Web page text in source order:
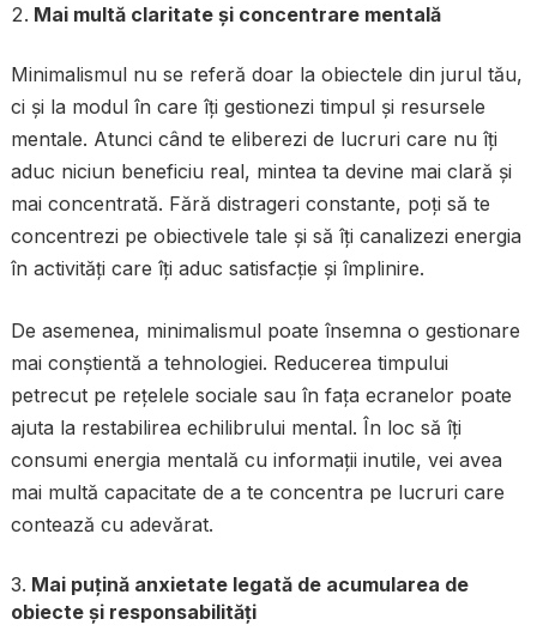
Mai multă claritate și concentrare mentală
Minimalismul nu se referă doar la obiectele din jurul tău,
ci și la modul în care îți gestionezi timpul și resursele
mentale. Atunci când te eliberezi de lucruri care nu îți
aduc niciun beneficiu real, mintea ta devine mai clară și
mai concentrată. Fără distrageri constante, poți să te
concentrezi pe obiectivele tale și să îți canalizezi energia
în activități care îți aduc satisfacție și împlinire.
De asemenea, minimalismul poate însemna o gestionare
mai conștientă a tehnologiei. Reducerea timpului
petrecut pe rețelele sociale sau în fața ecranelor poate
ajuta la restabilirea echilibrului mental. În loc să îți
consumi energia mentală cu informații inutile, vei avea
mai multă capacitate de a te concentra pe lucruri care
contează cu adevărat.
Mai puțină anxietate legată de acumularea de
obiecte și responsabilități